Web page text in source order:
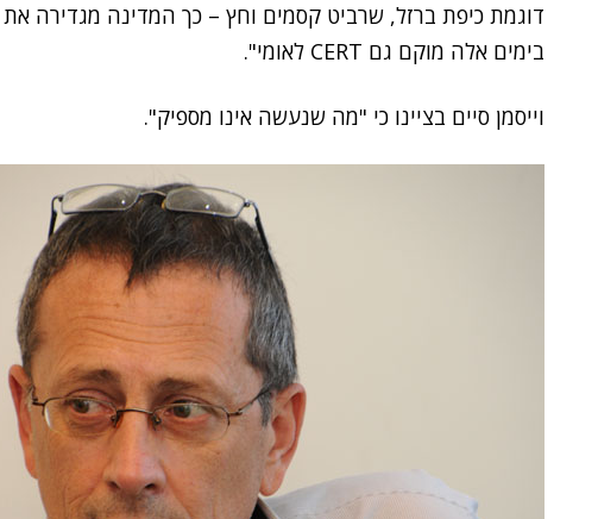
דוגמת כיפת ברזל, שרביט קסמים וחץ – כך המדינה מגדירה
בימים אלה מוקם גם CERT לאומי".
וייסמן סיים בציינו כי "מה שנעשה אינו מספיק".